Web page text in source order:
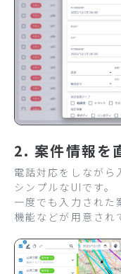
2. 案件情報を
電話対応をしながら
シンプルなUIです。
一度でも入力された
機能などが用意され